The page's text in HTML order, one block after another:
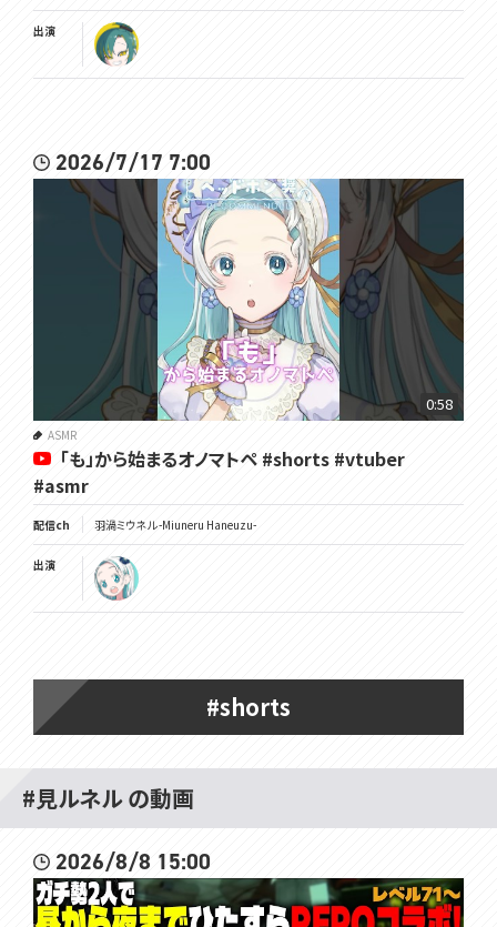
出演
2026/7/17 7:00
0:58
ASMR
「も」から始まるオノマトペ #shorts #vtuber
#asmr
配信ch 羽渦ミウネル -Miuneru Haneuzu-
出演
#shorts
#見ルネル の動画
2026/8/8 15:00